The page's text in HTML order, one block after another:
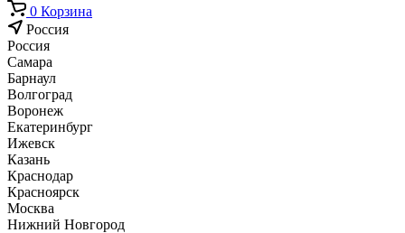
0 Корзина
Россия
Россия
Самара
Барнаул
Волгоград
Воронеж
Екатеринбург
Ижевск
Казань
Краснодар
Красноярск
Москва
Нижний Новгород